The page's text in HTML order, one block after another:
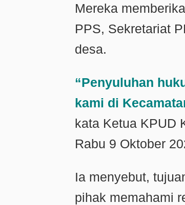
Mereka
PPS, Sekretariat
desa.
“Penyuluhan
kami di
kata Ketua KPUD
Rabu 9 Oktober
Ia menyebut,
pihak memahami